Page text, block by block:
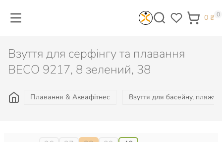
0 ₴ 0
Взуття для серфінгу та плавання
BECO 9217, 8 зелений, 38
Плавання & Аквафітнес Взуття для басейну, пляжу,